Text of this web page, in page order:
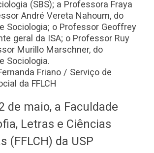
(SBS); a Professora Fraya
André Vereta Nahoum, do
Sociologia; o Professor Geoffrey
geral da ISA; o Professor Ruy
Murillo Marschner, do
Sociologia.
Friano / Serviço de
da FFLCH
de maio, a Faculdade
Letras e Ciências
(FFLCH) da USP